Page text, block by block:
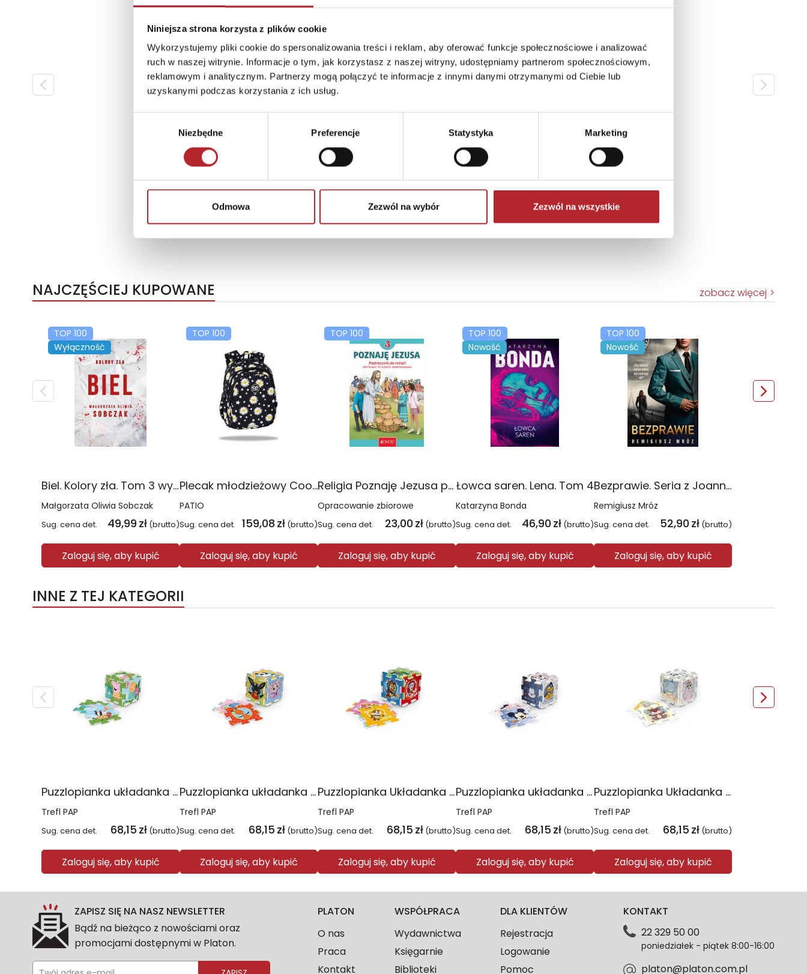
Niniejsza strona korzysta z plików cookie
Wykorzystujemy pliki cookie do spersonalizowania treści i reklam, aby oferować funkcje społecznościowe i analizować
ruch w naszej witrynie. Informacje o tym, jak korzystasz z naszej witryny, udostępniamy partnerom społecznościowym,
reklamowym i analitycznym. Partnerzy mogą połączyć te informacje z innymi danymi otrzymanymi od Ciebie lub
uzyskanymi podczas korzystania z ich usług.
Niezbędne Preferencje Statystyka Marketing
Odmowa Zezwól na wybór Zezwól na wszystkie
NAJCZĘŚCIEJ KUPOWANE zobacz więcej
TOP 100
Wyłączność
Biel. Kolory zła. Tom 3 wyd. 2025
Małgorzata Oliwia Sobczak
Sug. cena det. 49,99 zł (brutto)
Zaloguj się, aby kupić
TOP 100
Plecak młodzieżowy Coolpack Jerry Daisy Black
PATIO
Sug. cena det. 159,08 zł (brutto)
Zaloguj się, aby kupić
TOP 100
Religia Poznaję Jezusa podręcznik dla klasy 3 szkoły podstawowej
Opracowanie zbiorowe
Sug. cena det. 23,00 zł (brutto)
Zaloguj się, aby kupić
TOP 100
Nowość
Łowca saren. Lena. Tom 4
Katarzyna Bonda
Sug. cena det. 46,90 zł (brutto)
Zaloguj się, aby kupić
TOP 100
Nowość
Bezprawie. Seria z Joanną Chyłką. Tom 20
Remigiusz Mróz
Sug. cena det. 52,90 zł (brutto)
Zaloguj się, aby kupić
INNE Z TEJ KATEGORII
Puzzlopianka układanka Peppa Pig 2023 61612
Trefl PAP
Sug. cena det. 68,15 zł (brutto)
Zaloguj się, aby kupić
Puzzlopianka układanka Bing 2023 61613
Trefl PAP
Sug. cena det. 68,15 zł (brutto)
Zaloguj się, aby kupić
Puzzlopianka Układanka Psi Patrol 2023 61614
Trefl PAP
Sug. cena det. 68,15 zł (brutto)
Zaloguj się, aby kupić
Puzzlopianka układanka Myszka Miki 2023 61604
Trefl PAP
Sug. cena det. 68,15 zł (brutto)
Zaloguj się, aby kupić
Puzzlopianka Układanka Bobaski i Miś 2023 61615
Trefl PAP
Sug. cena det. 68,15 zł (brutto)
Zaloguj się, aby kupić
ZAPISZ SIĘ NA NASZ NEWSLETTER
Bądź na bieżąco z nowościami oraz
promocjami dostępnymi w Platon.
PLATON
O nas
Praca
Kontakt
WSPÓŁPRACA
Wydawnictwa
Księgarnie
Biblioteki
DLA KLIENTÓW
Rejestracja
Logowanie
Pomoc
KONTAKT
22 329 50 00
poniedziałek - piątek 8:00-16:00
platon@platon.com.pl